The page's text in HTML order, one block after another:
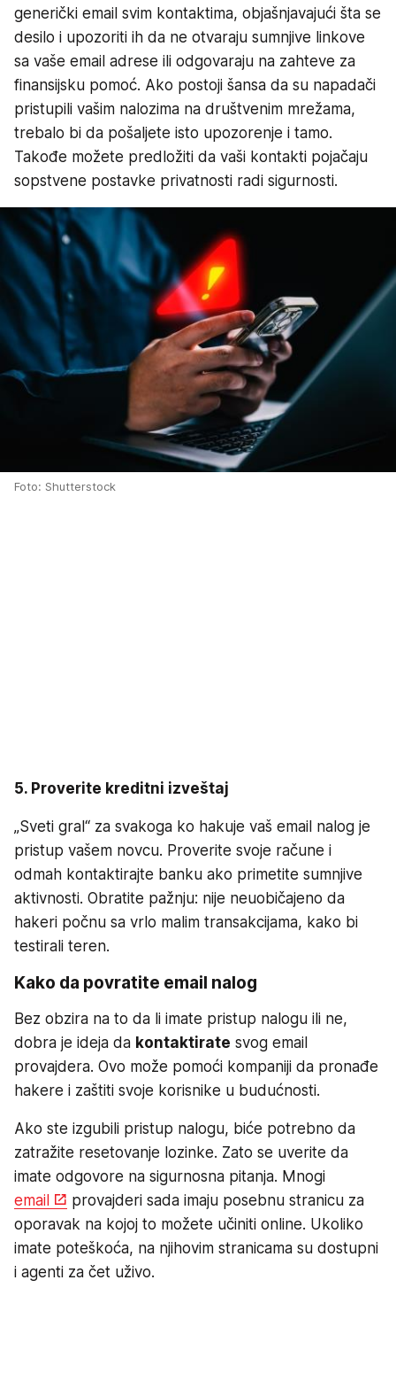
generički email svim kontaktima, objašnjavajući šta se
desilo i upozoriti ih da ne otvaraju sumnjive linkove
sa vaše email adrese ili odgovaraju na zahteve za
finansijsku pomoć. Ako postoji šansa da su napadači
pristupili vašim nalozima na društvenim mrežama,
trebalo bi da pošaljete isto upozorenje i tamo.
Takođe možete predložiti da vaši kontakti pojačaju
sopstvene postavke privatnosti radi sigurnosti.
Foto: Shutterstock
5. Proverite kreditni izveštaj
„Sveti gral“ za svakoga ko hakuje vaš email nalog je
pristup vašem novcu. Proverite svoje račune i
odmah kontaktirajte banku ako primetite sumnjive
aktivnosti. Obratite pažnju: nije neuobičajeno da
hakeri počnu sa vrlo malim transakcijama, kako bi
testirali teren.
Kako da povratite email nalog
Bez obzira na to da li imate pristup nalogu ili ne,
dobra je ideja da kontaktirate svog email
provajdera. Ovo može pomoći kompaniji da pronađe
hakere i zaštiti svoje korisnike u budućnosti.
Ako ste izgubili pristup nalogu, biće potrebno da
zatražite resetovanje lozinke. Zato se uverite da
imate odgovore na sigurnosna pitanja. Mnogi
email
provajderi sada imaju posebnu stranicu za
oporavak na kojoj to možete učiniti online. Ukoliko
imate poteškoća, na njihovim stranicama su dostupni
i agenti za čet uživo.